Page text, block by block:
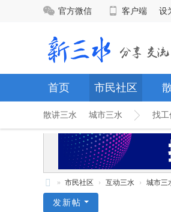
官方微信 客户端 设
首页 市民社区
散讲三水 城市三水 找工
» 市民社区 › 互动三水 › 城市三
发新帖